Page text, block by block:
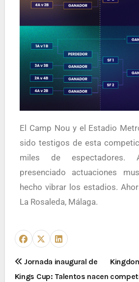
El Camp Nou y el Estadio Metropolitano ya han
sido testigos de esta
miles de espectadores.
presenciado actuaciones
hecho vibrar los estadios.
La Rosaleda, Málaga.
Jornada inaugural de
Kings Cup: Talentos nacen